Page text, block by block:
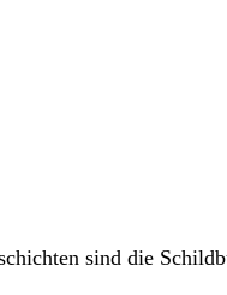
sind die